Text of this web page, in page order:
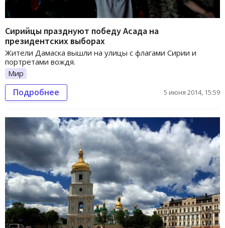
Сирийцы празднуют победу Асада на
президентских выборах
Жители Дамаска вышли на улицы с флагами Сирии и
портретами вождя.
Мир
Подробнее 5 июня 2014, 15:59